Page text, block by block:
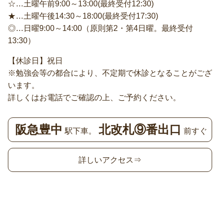
☆…土曜午前9:00～13:00(最終受付12:30)
★…土曜午後14:30～18:00(最終受付17:30)
◎…日曜9:00～14:00（原則第2・第4日曜。最終受付
13:30）
【休診日】祝日
※勉強会等の都合により、不定期で休診となることがござ
います。
詳しくはお電話でご確認の上、ご予約ください。
阪急豊中 駅下車。 北改札⑨番出口 前すぐ
詳しいアクセス⇒